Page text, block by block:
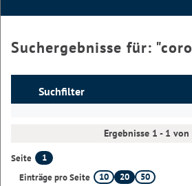
Suchergebnisse für: "
Suchfilter
Ergebnisse 1 - 1 von
Seite
1
Einträge pro Seite
10 20 50